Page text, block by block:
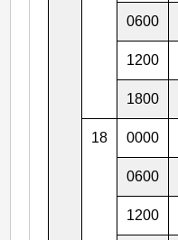
0600
1200
1800
18 0000
0600
1200